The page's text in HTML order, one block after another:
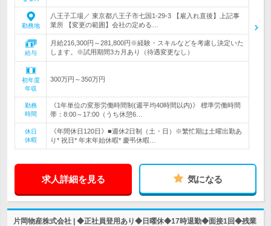
勤務地
八王子工場／ 東京都八王子市七国1-29-3 【雇入れ直後】上記事
業所 【変更の範囲】会社の定める…
給与
月給216,300円～281,800円※経験・スキルなどを考慮し決定いた
します。※試用期間3カ月あり（待遇変更なし）
初年度
年収
300万円～350万円
勤務
時間
《1年単位の変形労働時間制(週平均40時間以内)》 標準労働時間
帯：8:00～17:00（うち休憩6…
休日
休暇
《年間休日120日》■週休2日制（土・日）※繁忙期は土曜出勤あ
り* 祝日* 年末年始休暇* 慶弔休暇…
求人詳細を見る 気になる
片岡物産株式会社 | ◆正社員登用あり◆日曜休◆17時退勤◆面接1回◆残業